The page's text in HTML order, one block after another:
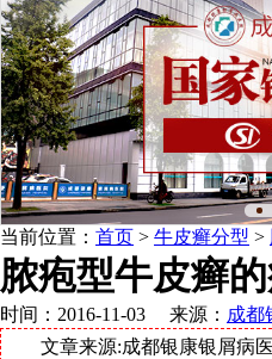
当前位置： 首页 > 牛皮癣分型 >
脓疱型牛皮癣
时间：2016-11-03 来源： 成都
文章来源:成都银康银屑病